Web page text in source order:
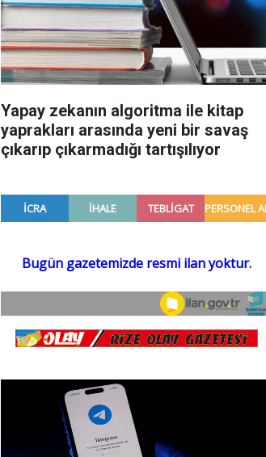
Yapay zekanın algoritma ile kitap
yaprakları arasında yeni bir savaş
çıkarıp çıkarmadığı tartışılıyor